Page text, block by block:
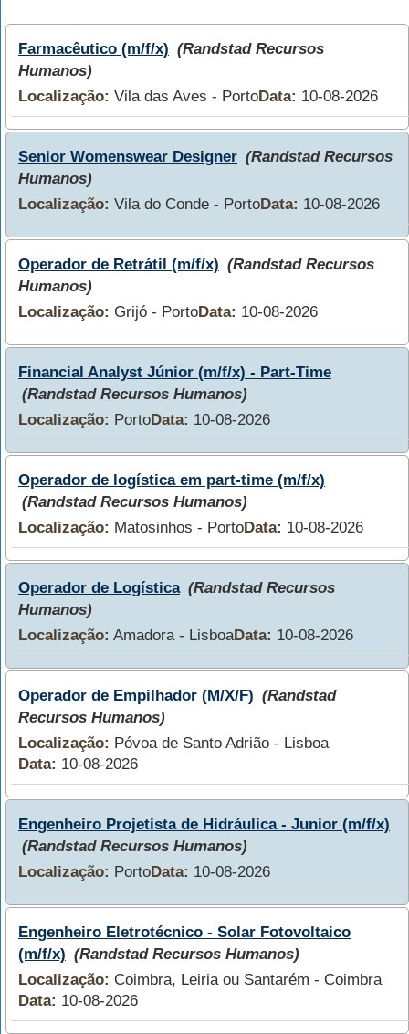
Farmacêutico (m/f/x) (Randstad Recursos
Humanos)
Localização: Vila das Aves - PortoData: 10-08-2026
Senior Womenswear Designer (Randstad Recursos
Humanos)
Localização: Vila do Conde - PortoData: 10-08-2026
Operador de Retrátil (m/f/x) (Randstad Recursos
Humanos)
Localização: Grijó - PortoData: 10-08-2026
Financial Analyst Júnior (m/f/x) - Part-Time
(Randstad Recursos Humanos)
Localização: PortoData: 10-08-2026
Operador de logística em part-time (m/f/x)
(Randstad Recursos Humanos)
Localização: Matosinhos - PortoData: 10-08-2026
Operador de Logística (Randstad Recursos
Humanos)
Localização: Amadora - LisboaData: 10-08-2026
Operador de Empilhador (M/X/F) (Randstad
Recursos Humanos)
Localização: Póvoa de Santo Adrião - Lisboa
Data: 10-08-2026
Engenheiro Projetista de Hidráulica - Junior (m/f/x)
(Randstad Recursos Humanos)
Localização: PortoData: 10-08-2026
Engenheiro Eletrotécnico - Solar Fotovoltaico
(m/f/x) (Randstad Recursos Humanos)
Localização: Coimbra, Leiria ou Santarém - Coimbra
Data: 10-08-2026